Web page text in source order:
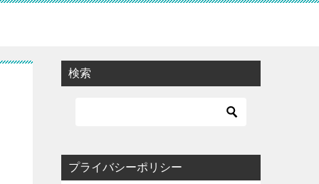
検索
プライバシーポリシー